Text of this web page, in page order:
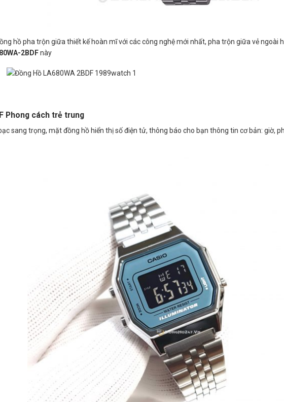
hồ pha trộn giữa thiết kế hoàn mĩ với các công nghệ mới nhất, pha trộn giữa vẻ ngoài
2BDFnày
Phong cách trẻ trung
sang trọng, mặt đồng hồ hiển thị số điện tử, thông báo cho bạn thông tin cơ bản: giờ,